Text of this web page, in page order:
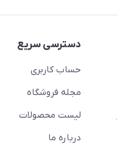
دسترسی سریع
حساب کاربری
مجله فروشگاه
لیست محصولات
درباره ما